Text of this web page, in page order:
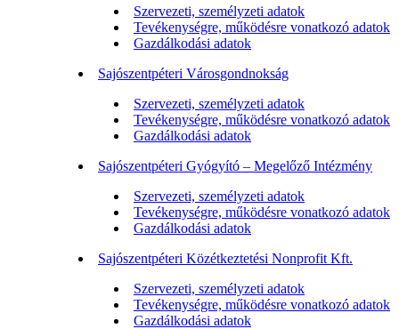
Szervezeti, személyzeti adatok
Tevékenységre, működésre vonatkozó adatok
Gazdálkodási adatok
Sajószentpéteri Városgondnokság
Szervezeti, személyzeti adatok
Tevékenységre, működésre vonatkozó adatok
Gazdálkodási adatok
Sajószentpéteri Gyógyító – Megelőző Intézmény
Szervezeti, személyzeti adatok
Tevékenységre, működésre vonatkozó adatok
Gazdálkodási adatok
Sajószentpéteri Közétkeztetési Nonprofit Kft.
Szervezeti, személyzeti adatok
Tevékenységre, működésre vonatkozó adatok
Gazdálkodási adatok